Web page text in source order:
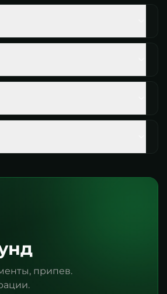
припев.